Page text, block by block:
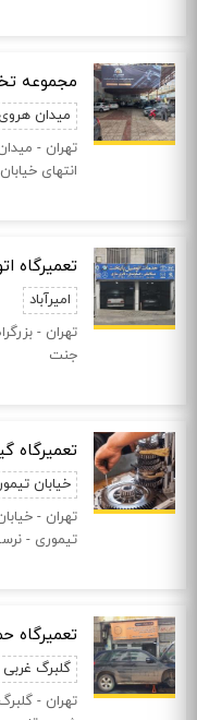
مجموعه
میدان هروی
تهران -
انتهای
تعمیرگاه
امیرآباد
تهران -
جنت
تعمیرگاه
خیابان
تهران -
تیموری -
تعمیرگاه
گلبرگ غربی
تهران -